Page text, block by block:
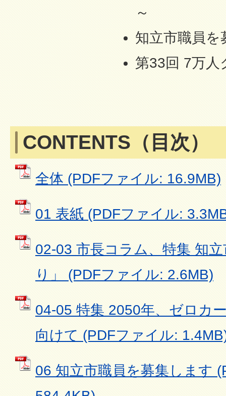
～
知立市職員を
第33回 7万人
CONTENTS（目次）
全体 (PDFファイル: 16.9MB)
01 表紙 (PDFファイル:
02-03 市長コラム、特集 知
り」 (PDFファイル: 2.6MB)
04-05 特集 2050年、ゼロカ
向けて (PDFファイル:
06 知立市職員を募集します